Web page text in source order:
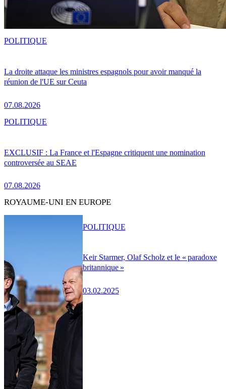
La droite attaque les ministres espagnols pour avoir manqué la
réunion de l'UE sur Ceuta
07.08.2026
POLITIQUE
EXCLUSIF : La France et l'Espagne critiquent une nomination
controversée au SEAE
07.08.2026
POLITIQUE
ROYAUME-UNI EN EUROPE
Keir Starmer, Olaf Scholz et le « paradoxe
britannique »
03.02.2025
POLITIQUE